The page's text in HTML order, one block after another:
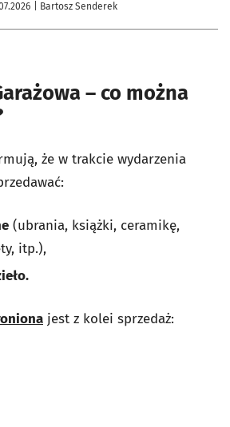
| Bartosz Senderek
– co można
że w trakcie wydarzenia
(ubrania, książki, ceramikę,
itp.),
jest z kolei sprzedaż: